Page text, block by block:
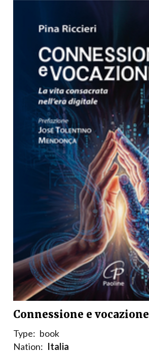
Connessione e vocazione
Type: book
Nation: Italia